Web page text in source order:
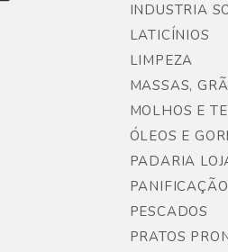
INDUSTRIA
LATICÍNIOS
LIMPEZA
MASSAS,
MOLHOS E
ÓLEOS E
PADARIA
PANIFICAÇÃO
PESCADOS
PRATOS